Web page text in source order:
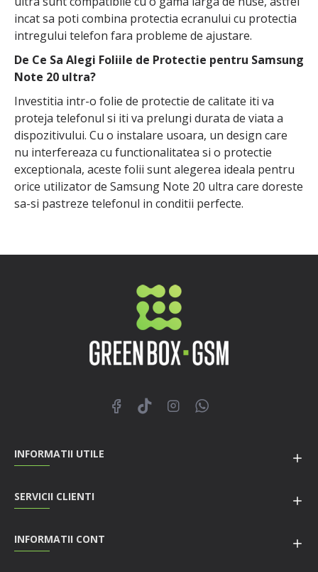
incat sa poti combina protectia ecranului cu protectia
intregului telefon fara probleme de ajustare.
De Ce Sa Alegi Foliile de Protectie pentru Samsung
Note 20 ultra?
Investitia intr-o folie de protectie de calitate iti va
proteja telefonul si iti va prelungi durata de viata a
dispozitivului. Cu o instalare usoara, un design care
nu interfereaza cu functionalitatea si o protectie
exceptionala, aceste folii sunt alegerea ideala pentru
orice utilizator de Samsung Note 20 ultra care doreste
sa-si pastreze telefonul in conditii perfecte.
INFORMATII UTILE
SERVICII CLIENTI
INFORMATII CONT